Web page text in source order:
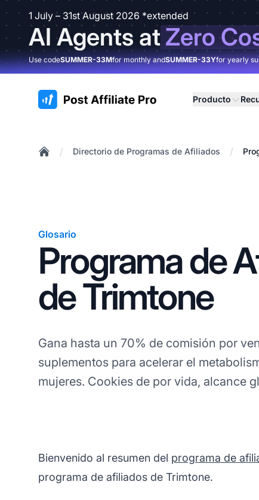
1 July – 31st August 2026 *extended
AI Agents atZero
Use codeSUMMER-33Mfor monthly andSUMMER-33Yfor yearly
:site.title Producto
/ Directorio de Programas de Afiliados /
Glosario
Programa de
de Trimtone
Gana hasta un 70% de comisión por
suplementos para acelerar el
mujeres. Cookies de por vida, alcance
Bienvenido al resumen del programa de
programa de afiliados de Trimtone.